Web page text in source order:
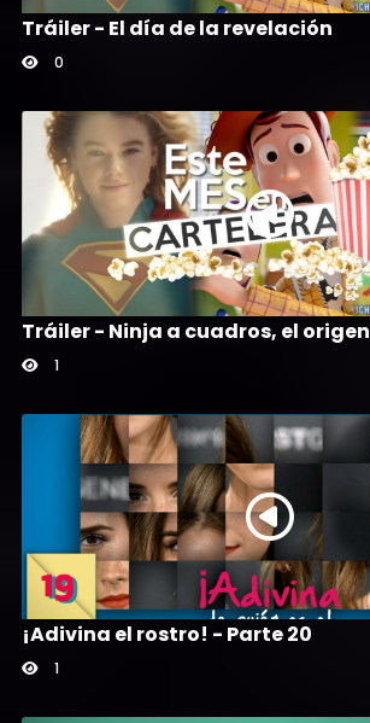
Tráiler - El día de la revelación
0
Tráiler - Ninja a cuadros, el origen
1
¡Adivina el rostro! - Parte 20
1